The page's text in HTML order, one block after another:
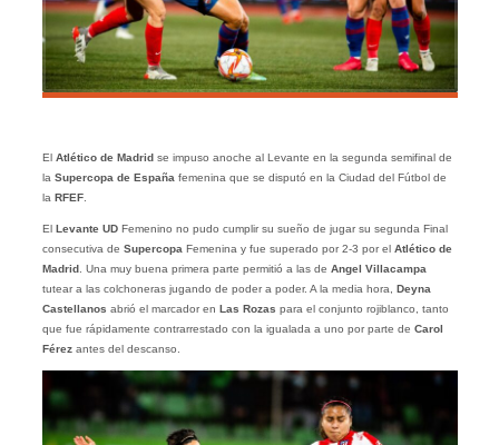
El Atlético de Madridse impuso anoche al Levante en la segunda semifinal de
la Supercopa de España femenina que se disputó en la Ciudad del Fútbol de
la RFEF.
El Levante UD Femenino no pudo cumplir su sueño de jugar su segunda Final
consecutiva de Supercopa Femenina y fue superado por 2-3 por el Atlético de
Madrid. Una muy buena primera parte permitió a las de Angel Villacampa
tutear a las colchoneras jugando de poder a poder. A la media hora, Deyna
Castellanos abrió el marcador en Las Rozas para el conjunto rojiblanco, tanto
que fue rápidamente contrarrestado con la igualada a uno por parte de Carol
Férezantes del descanso.